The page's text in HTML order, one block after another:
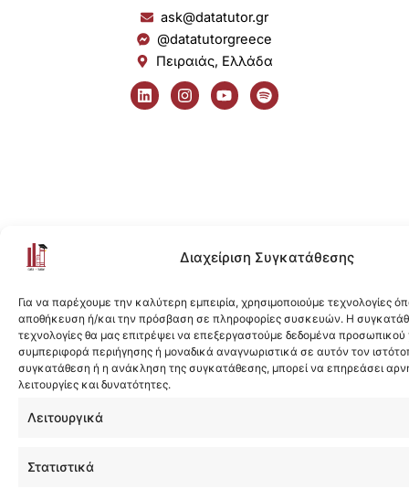
Διαχείριση Συγκατάθεσης
Για να παρέχουμε την καλύτερη εμπειρία, χρησιμοποιούμε τεχνολογίες
αποθήκευση ή/και την πρόσβαση σε πληροφορίες συσκευών. Η
τεχνολογίες θα μας επιτρέψει να επεξεργαστούμε δεδομένα
συμπεριφορά περιήγησης ή μοναδικά αναγνωριστικά σε αυτόν τον
συγκατάθεση ή η ανάκληση της συγκατάθεσης, μπορεί να επηρεάσει
λειτουργίες και δυνατότητες.
Λειτουργικά
Στατιστικά
ask@datatutor.gr
@datatutorgreece
Πειραιάς, Ελλάδα
L
i
n
I
n
s
Y
o
u
S
p
o